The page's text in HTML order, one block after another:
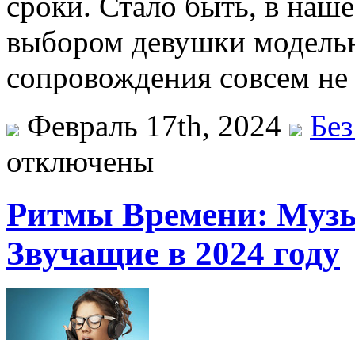
выбором девушки
сопровождения совсем не
Февраль 17th, 2024
отключены
Ритмы Времени:
Звучащие в 2024 году